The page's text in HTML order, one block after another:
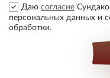
Даю согласие
персональных данных и
обработки.